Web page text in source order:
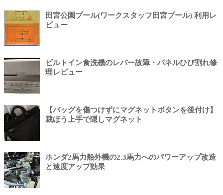
田宮公園プール(ワークスタッフ田宮プール) 利用レ
ビュー
ビルトイン食洗機のレバー故障・パネルひび割れ修
理レビュー
【バッグを傷つけずにマグネットボタンを後付け】
裁ほう上手で隠しマグネット
ホンダ2馬力船外機の2.3馬力へのパワーアップ改造
と速度アップ効果